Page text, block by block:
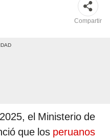
Compartir
el Ministerio de
que los peruanos